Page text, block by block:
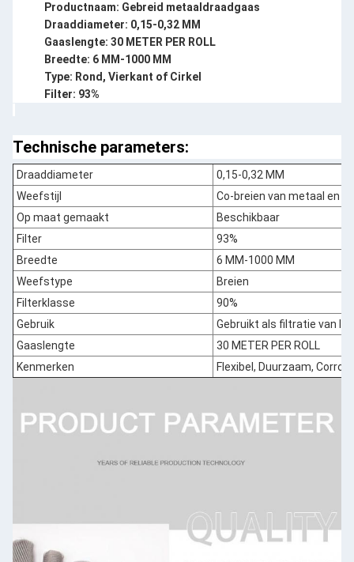
Productnaam: Gebreid metaaldraadgaas
Draaddiameter: 0,15-0,32 MM
Gaaslengte: 30 METER PER ROLL
Breedte: 6 MM-1000 MM
Type: Rond, Vierkant of Cirkel
Filter: 93%
Technische parameters:
Draaddiameter
0,15-0,32 MM
Weefstijl
Co-breien van metaal en
Op maat gemaakt
Beschikbaar
Filter
93%
Breedte
6 MM-1000 MM
Weefstype
Breien
Filterklasse
90%
Gebruik
Gebruikt als filtratie van
Gaaslengte
30 METER PER ROLL
Kenmerken
Flexibel, Duurzaam,